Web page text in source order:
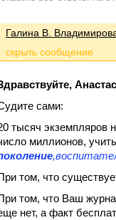
Галина В.
сами:
тысяч
миллионов,
том, что
том, что Ваш
нет, а факт